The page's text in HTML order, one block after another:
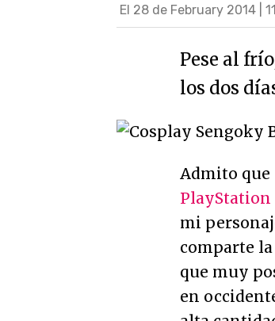
El 28 de February 2014 |
Pese al
los dos
Admito que
PlayStation
mi
comparte
que muy
en